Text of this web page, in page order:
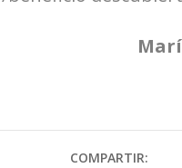
COMPARTIR: